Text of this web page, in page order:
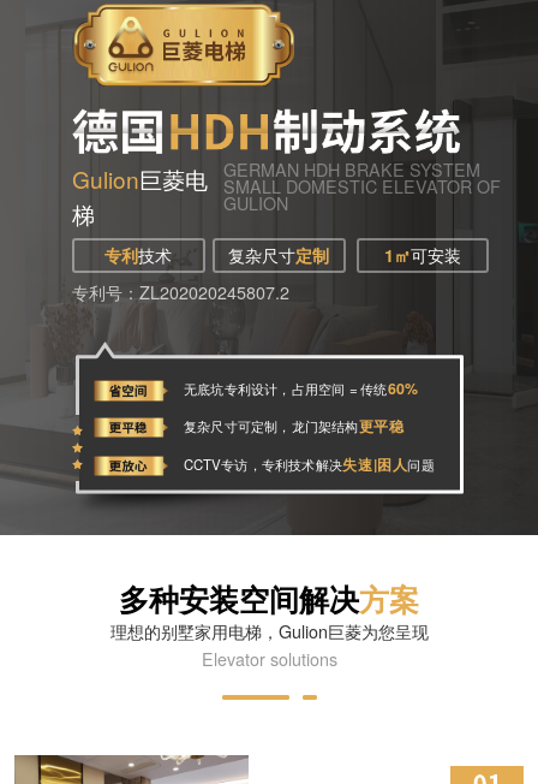
Gulion巨菱电
梯
GERMAN HDH BRAKE SYSTEM
SMALL DOMESTIC ELEVATOR OF
GULION
专利技术 复杂尺寸定制 1㎡可安装
专利号：ZL202020245807.2
无底坑专利设计，占用空间 = 传统60%
复杂尺寸可定制，龙门架结构更平稳
CCTV专访，专利技术解决失速|困人问题
多种安装空间解决方案
理想的别墅家用电梯，Gulion巨菱为您呈现
Elevator solutions